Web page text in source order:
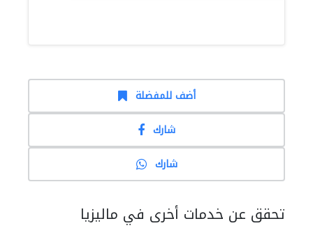
أضف للمفضلة
شارك
شارك
تحقق عن خدمات أخرى في ماليزيا